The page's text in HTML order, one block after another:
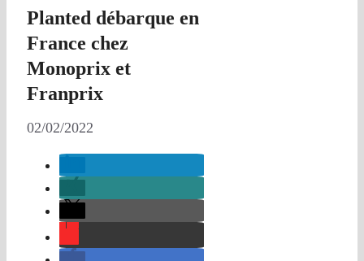
Planted débarque en
France chez
Monoprix et
Franprix
02/02/2022